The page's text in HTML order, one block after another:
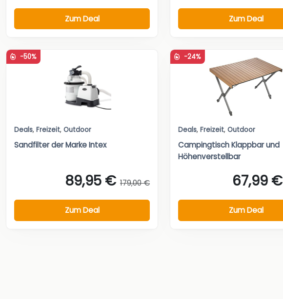
Zum Deal Zum Deal
-50%
Deals, Freizeit, Outdoor
Sandfilter der Marke Intex
89,95 € 179,00 €
Zum Deal
-24%
Deals, Freizeit, Outdoor
Campingtisch Klappbar und
Höhenverstellbar
67,99 €
Zum Deal